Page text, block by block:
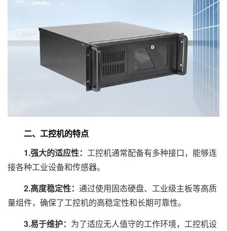
二、工控机的特点
1.强大的适应性： 工控机通常配备有多种接口，能够连
接各种工业设备和传感器。
2.高度稳定性： 通过使用固态硬盘、工业级主板等高质
量组件，确保了工控机的高稳定性和长期可靠性。
3.易于维护： 为了适应无人值守的工作环境，工控机设